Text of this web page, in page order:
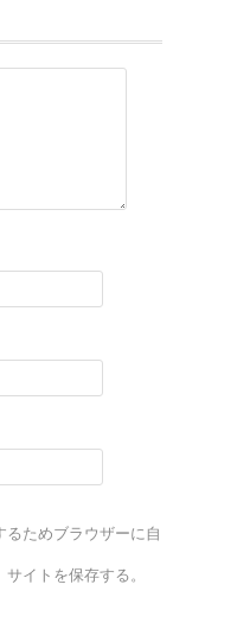
るためブラウザーに自
イトを保存する。